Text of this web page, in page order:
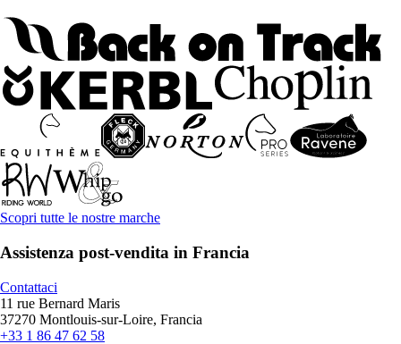
Scopri tutte le nostre marche
Assistenza post-vendita in Francia
Contattaci
11 rue Bernard Maris
37270 Montlouis-sur-Loire, Francia
+33 1 86 47 62 58